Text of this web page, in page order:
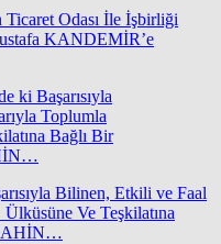
Ticaret Odası İle İşbirliği
KANDEMİR’e
Bilinen, Etkili ve Faal
Ve Teşkilatına